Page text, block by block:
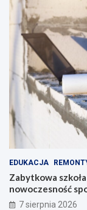
EDUKACJA
Zabytkowa
nowoczesność
7 sierpnia 2026